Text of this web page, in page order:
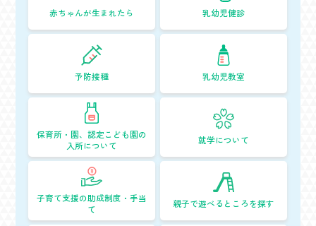
赤ちゃんが生まれたら 乳幼児健診
予防接種 乳幼児教室
保育所・園、認定こども園の
入所について
就学について
子育て支援の助成制度・手当
て
親子で遊べるところを探す